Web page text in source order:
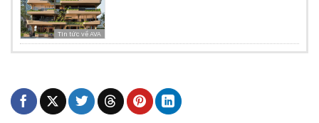
Tin tức về AVA